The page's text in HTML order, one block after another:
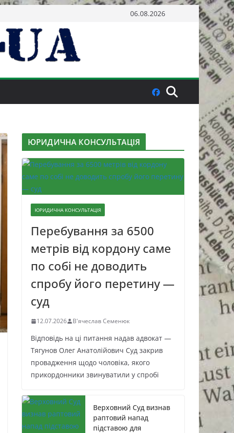
06.08.2026
ЮРИДИЧНА КОНСУЛЬТАЦІЯ
ЮРИДИЧНА КОНСУЛЬТАЦІЯ
Перебування за 6500
метрів від кордону саме
по собі не доводить
спробу його перетину —
суд
12.07.2026 В'ячеслав Семенюк
Відповідь на ці питання надав адвокат —
Тягунов Олег Анатолійович Суд закрив
провадження щодо чоловіка, якого
прикордонники звинуватили у спробі
Верховний Суд визнав
раптовий напад
підставою для